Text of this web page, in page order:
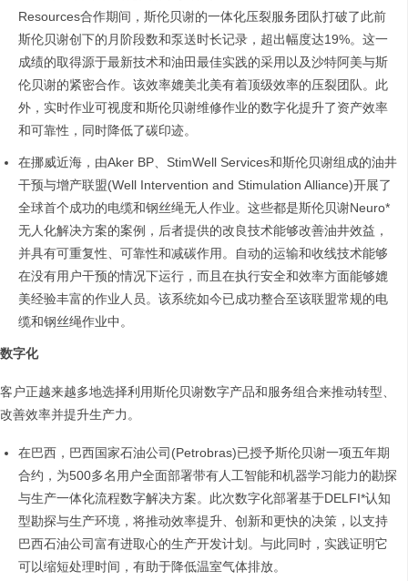
Resources合作期间，斯伦贝谢的一体化压裂服务团队打破了此前
斯伦贝谢创下的月阶段数和泵送时长记录，超出幅度达19%。这一
成绩的取得源于最新技术和油田最佳实践的采用以及沙特阿美与斯
伦贝谢的紧密合作。该效率媲美北美有着顶级效率的压裂团队。此
外，实时作业可视度和斯伦贝谢维修作业的数字化提升了资产效率
和可靠性，同时降低了碳印迹。
在挪威近海，由Aker BP、StimWell Services和斯伦贝谢组成的油井
干预与增产联盟(Well Intervention and Stimulation Alliance)开展了
全球首个成功的电缆和钢丝绳无人作业。这些都是斯伦贝谢Neuro*
无人化解决方案的案例，后者提供的改良技术能够改善油井效益，
并具有可重复性、可靠性和减碳作用。自动的运输和收线技术能够
在没有用户干预的情况下运行，而且在执行安全和效率方面能够媲
美经验丰富的作业人员。该系统如今已成功整合至该联盟常规的电
缆和钢丝绳作业中。
数字化
客户正越来越多地选择利用斯伦贝谢数字产品和服务组合来推动转型、
改善效率并提升生产力。
在巴西，巴西国家石油公司(Petrobras)已授予斯伦贝谢一项五年期
合约，为500多名用户全面部署带有人工智能和机器学习能力的勘探
与生产一体化流程数字解决方案。此次数字化部署基于DELFI*认知
型勘探与生产环境，将推动效率提升、创新和更快的决策，以支持
巴西石油公司富有进取心的生产开发计划。与此同时，实践证明它
可以缩短处理时间，有助于降低温室气体排放。